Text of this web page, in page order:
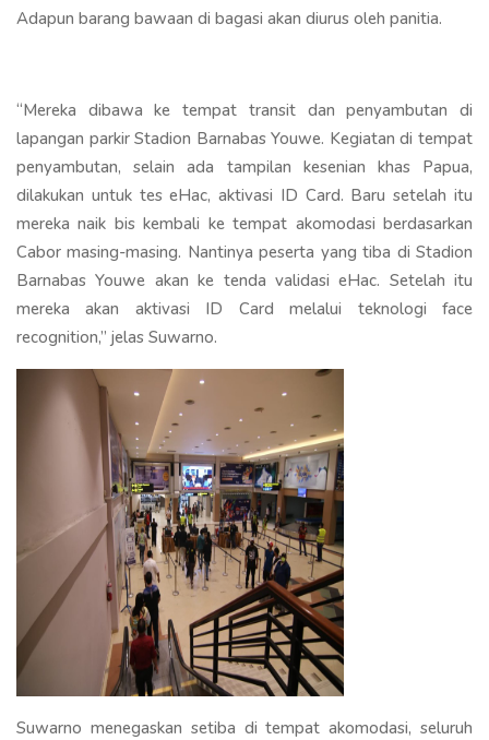
Adapun barang bawaan di bagasi akan diurus oleh panitia.
“Mereka dibawa ke tempat transit dan penyambutan di
lapangan parkir Stadion Barnabas Youwe. Kegiatan di tempat
penyambutan, selain ada tampilan kesenian khas Papua,
dilakukan untuk tes eHac, aktivasi ID Card. Baru setelah itu
mereka naik bis kembali ke tempat akomodasi berdasarkan
Cabor masing-masing. Nantinya peserta yang tiba di Stadion
Barnabas Youwe akan ke tenda validasi eHac. Setelah itu
mereka akan aktivasi ID Card melalui teknologi face
recognition,” jelas Suwarno.
Suwarno menegaskan setiba di tempat akomodasi, seluruh